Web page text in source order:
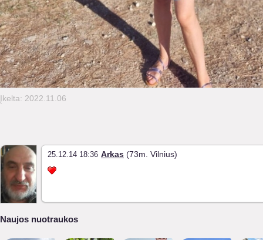
Įkelta: 2022.11.06
25.12.14 18:36 Arkas (73m. Vilnius)
Naujos nuotraukos